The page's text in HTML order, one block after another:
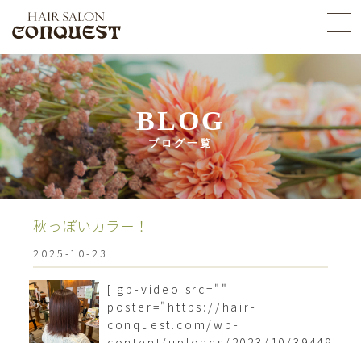
BLOG
ブログ一覧
秋っぽいカラー！
2025-10-23
[igp-video src=""
poster="https://hair-
conquest.com/wp-